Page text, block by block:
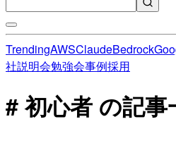
TrendingAWSClaudeBedrock
社説明会勉強会事例採用
# 初心者 の記事